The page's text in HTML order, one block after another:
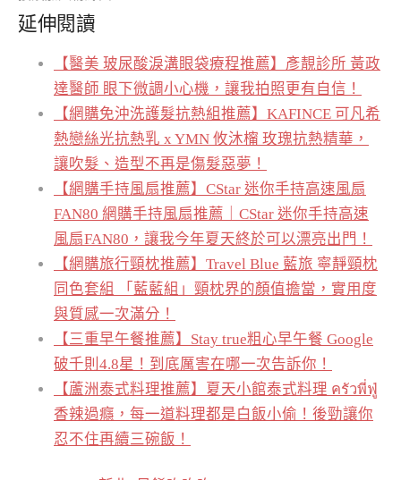
延伸閱讀
【醫美 玻尿酸淚溝眼袋療程推薦】彥靚診所 黃政
達醫師 眼下微調小心機，讓我拍照更有自信！
【網購免沖洗護髮抗熱組推薦】KAFINCE 可凡希
熱戀絲光抗熱乳 x YMN 攸沐橣 玫瑰抗熱精華，
讓吹髮、造型不再是傷髮惡夢！
【網購手持風扇推薦】CStar 迷你手持高速風扇
FAN80 網購手持風扇推薦｜CStar 迷你手持高速
風扇FAN80，讓我今年夏天終於可以漂亮出門！
【網購旅行頸枕推薦】Travel Blue 藍旅 寧靜頸枕
同色套組 「藍藍組」頸枕界的顏值擔當，實用度
與質感一次滿分！
【三重早午餐推薦】Stay true粗心早午餐 Google
破千則4.8星！到底厲害在哪一次告訴你！
【蘆洲泰式料理推薦】夏天小館泰式料理 ครัวพี่ฟู่
香辣過癮，每一道料理都是白飯小偷！後勁讓你
忍不住再續三碗飯！